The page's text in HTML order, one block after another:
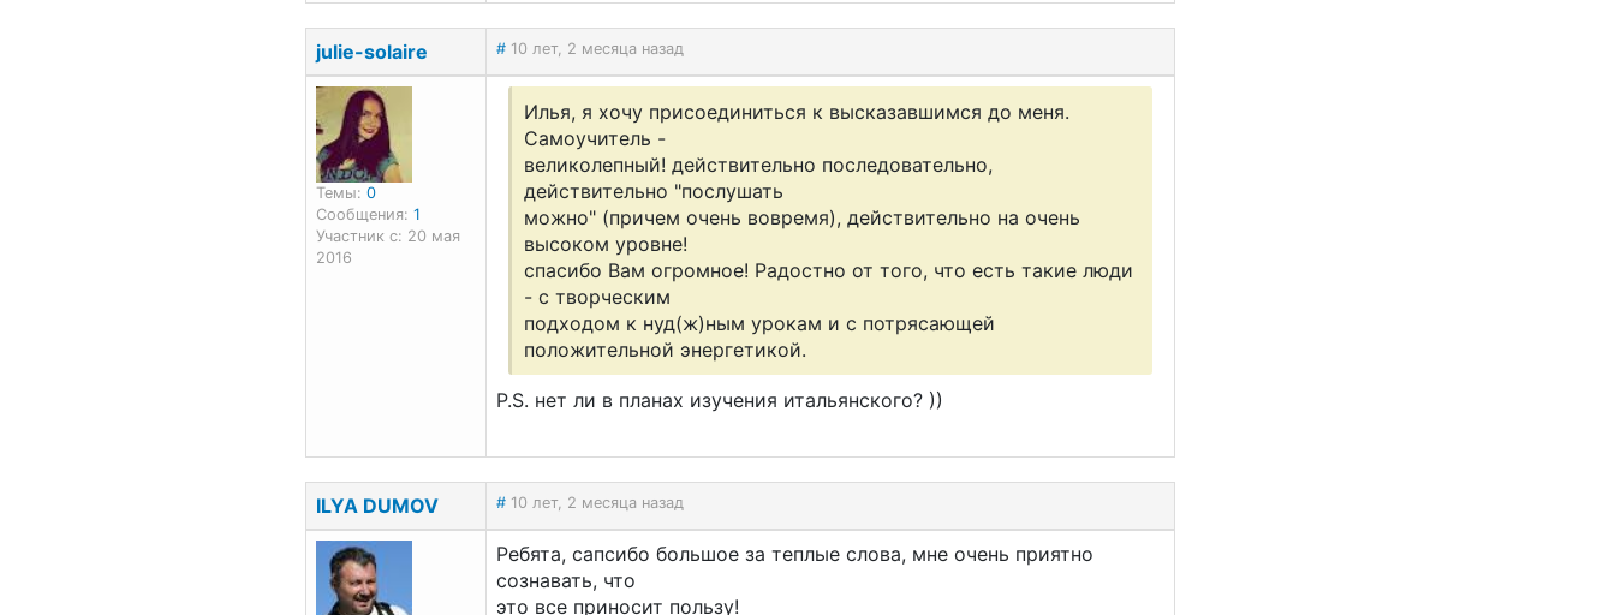
julie-solaire # 10 лет, 2 месяца назад
Темы: 0
Сообщения: 1
Участник с: 20 мая
2016
Илья, я хочу присоединиться к высказавшимся до меня.
Самоучитель -
великолепный! действительно последовательно,
действительно "послушать
можно" (причем очень вовремя), действительно на очень
высоком уровне!
спасибо Вам огромное! Радостно от того, что есть такие люди
- с творческим
подходом к нуд(ж)ным урокам и с потрясающей
положительной энергетикой.
P.S. нет ли в планах изучения итальянского? ))
ILYA DUMOV # 10 лет, 2 месяца назад
Ребята, сапсибо большое за теплые слова, мне очень приятно
сознавать, что
это все приносит пользу!